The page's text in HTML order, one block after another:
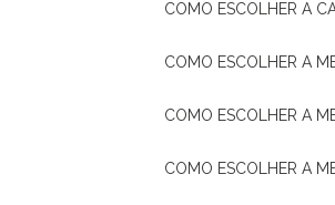
COMO ESCOLHER A
COMO ESCOLHER A
COMO ESCOLHER A
COMO ESCOLHER A